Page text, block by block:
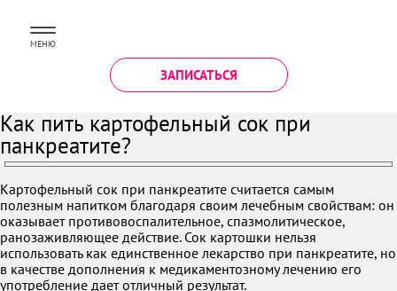
МЕНЮ
ЗАПИСАТЬСЯ
Как пить картофельный сок при
панкреатите?
Картофельный сок при панкреатите считается самым
полезным напитком благодаря своим лечебным свойствам: он
оказывает противовоспалительное, спазмолитическое,
ранозаживляющее действие. Сок картошки нельзя
использовать как единственное лекарство при панкреатите, но
в качестве дополнения к медикаментозному лечению его
употребление дает отличный результат.